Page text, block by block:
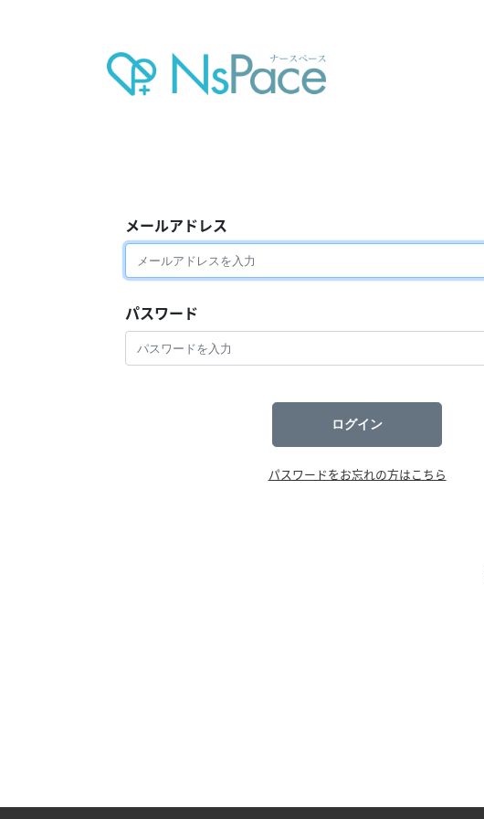
メールアドレス
パスワード
ログイン
パスワードをお忘れの方はこちら